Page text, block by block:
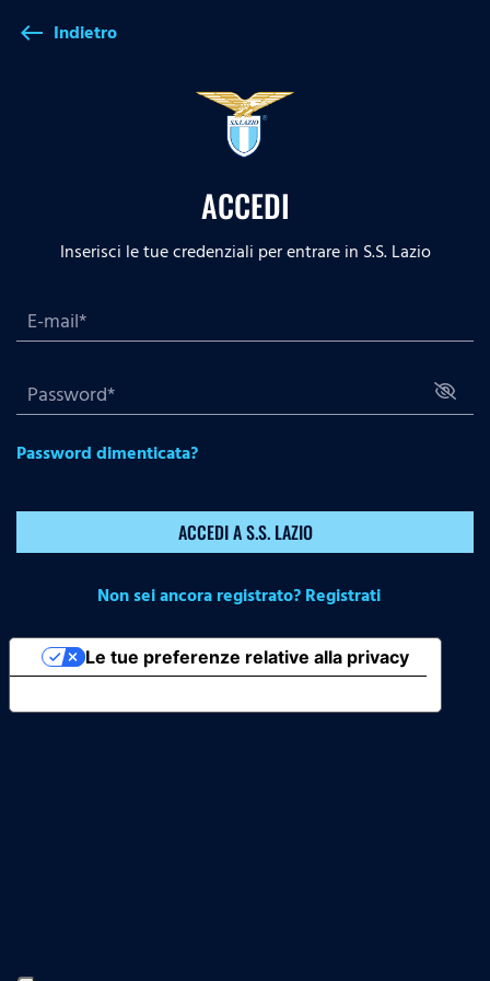
west Indietro
ACCEDI
Inserisci le tue credenziali per entrare in S.S. Lazio
Password dimenticata?
ACCEDI A S.S. LAZIO
Non sei ancora registrato? Registrati
Le tue preferenze relative alla privacy